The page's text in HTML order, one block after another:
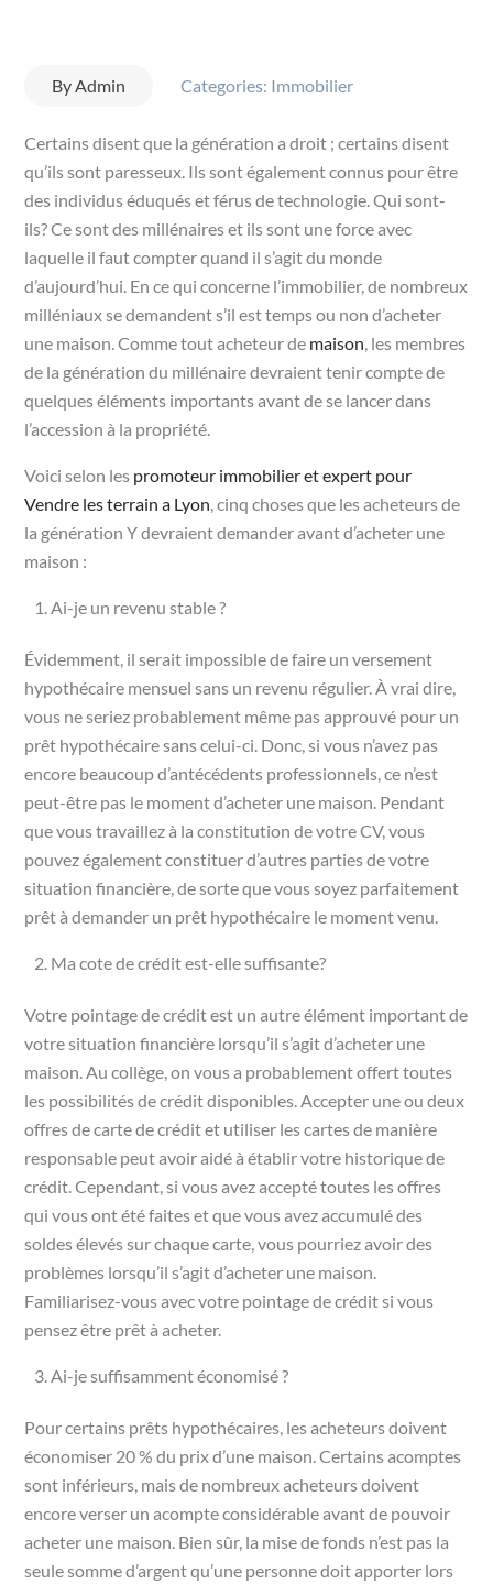
ByAdmin Categories: Immobilier
Certains disent que la génération a droit ; certains disent
qu’ils sont paresseux. Ils sont également connus pour être
des individus éduqués et férus de technologie. Qui sont-
ils? Ce sont des millénaires et ils sont une force avec
laquelle il faut compter quand il s’agit du monde
d’aujourd’hui. En ce qui concerne l’immobilier, de nombreux
milléniaux se demandent s’il est temps ou non d’acheter
une maison. Comme tout acheteur de maison, les membres
de la génération du millénaire devraient tenir compte de
quelques éléments importants avant de se lancer dans
l’accession à la propriété.
Voici selon les promoteur immobilier et expert pour
Vendre les terrain a Lyon, cinq choses que les acheteurs de
la génération Y devraient demander avant d’acheter une
maison :
Ai-je un revenu stable ?
Évidemment, il serait impossible de faire un versement
hypothécaire mensuel sans un revenu régulier. À vrai dire,
vous ne seriez probablement même pas approuvé pour un
prêt hypothécaire sans celui-ci. Donc, si vous n’avez pas
encore beaucoup d’antécédents professionnels, ce n’est
peut-être pas le moment d’acheter une maison. Pendant
que vous travaillez à la constitution de votre CV, vous
pouvez également constituer d’autres parties de votre
situation financière, de sorte que vous soyez parfaitement
prêt à demander un prêt hypothécaire le moment venu.
Ma cote de crédit est-elle suffisante?
Votre pointage de crédit est un autre élément important de
votre situation financière lorsqu’il s’agit d’acheter une
maison. Au collège, on vous a probablement offert toutes
les possibilités de crédit disponibles. Accepter une ou deux
offres de carte de crédit et utiliser les cartes de manière
responsable peut avoir aidé à établir votre historique de
crédit. Cependant, si vous avez accepté toutes les offres
qui vous ont été faites et que vous avez accumulé des
soldes élevés sur chaque carte, vous pourriez avoir des
problèmes lorsqu’il s’agit d’acheter une maison.
Familiarisez-vous avec votre pointage de crédit si vous
pensez être prêt à acheter.
Ai-je suffisamment économisé ?
Pour certains prêts hypothécaires, les acheteurs doivent
économiser 20 % du prix d’une maison. Certains acomptes
sont inférieurs, mais de nombreux acheteurs doivent
encore verser un acompte considérable avant de pouvoir
acheter une maison. Bien sûr, la mise de fonds n’est pas la
seule somme d’argent qu’une personne doit apporter lors